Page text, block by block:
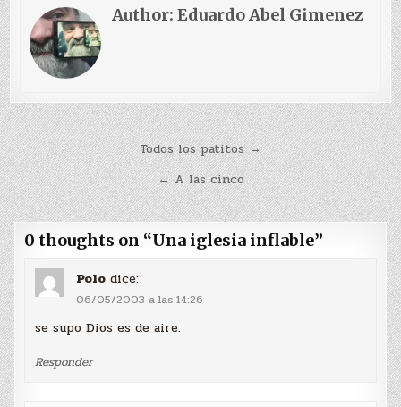
Author:Eduardo Abel Gimenez
Navegación
de
entradas
Todos los patitos →
← A las cinco
0 thoughts on “Una iglesia inflable”
Polo dice:
06/05/2003 a las 14:26
se supo Dios es de aire.
Responder